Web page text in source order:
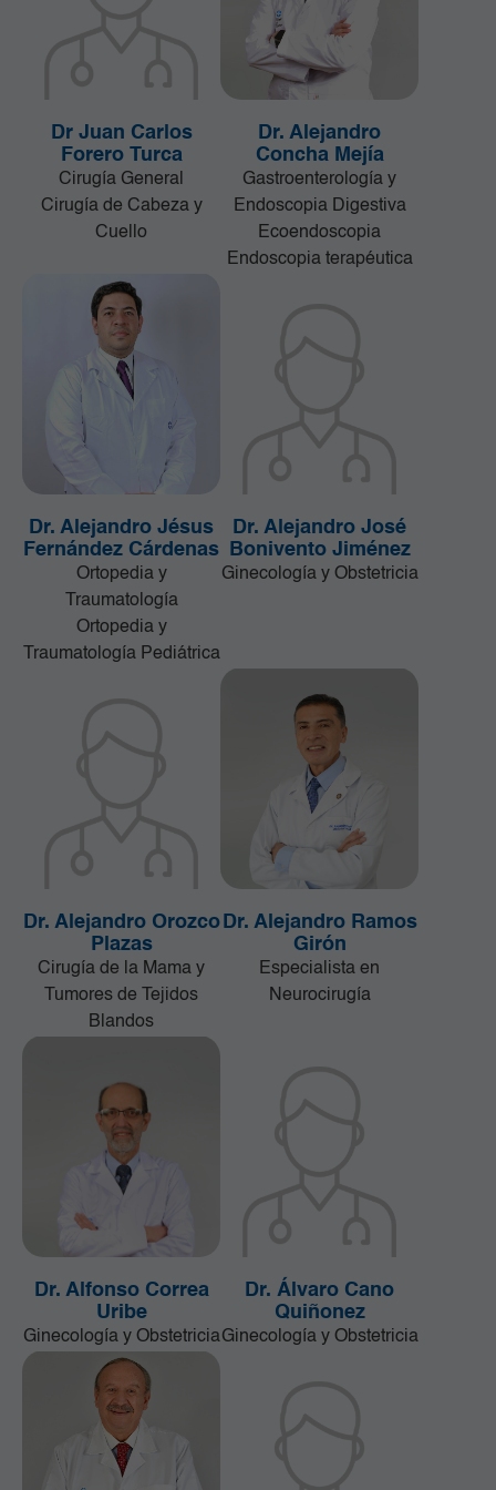
Radiología e Imágenes Diagnósticas
Servicios de Apoyo
Trasplantes
Unidad de Cuidado Crítico Especializado
Unidad de Mama y Tumores de Tejidos Blandos
Vacunación
Dr Juan Carlos
Forero Turca
Cirugía General
Cirugía de Cabeza y
Cuello
Dr. Alejandro
Concha Mejía
Gastroenterología y
Endoscopia Digestiva
Ecoendoscopia
Endoscopia terapéutica
Dr. Alejandro Jésus
Fernández Cárdenas
Ortopedia y
Traumatología
Ortopedia y
Traumatología Pediátrica
Dr. Alejandro José
Bonivento Jiménez
Ginecología y Obstetricia
Dr. Alejandro Orozco
Plazas
Cirugía de la Mama y
Tumores de Tejidos
Blandos
Dr. Alejandro Ramos
Girón
Especialista en
Neurocirugía
Dr. Alfonso Correa
Uribe
Ginecología y Obstetricia
Dr. Álvaro Cano
Quiñonez
Ginecología y Obstetricia